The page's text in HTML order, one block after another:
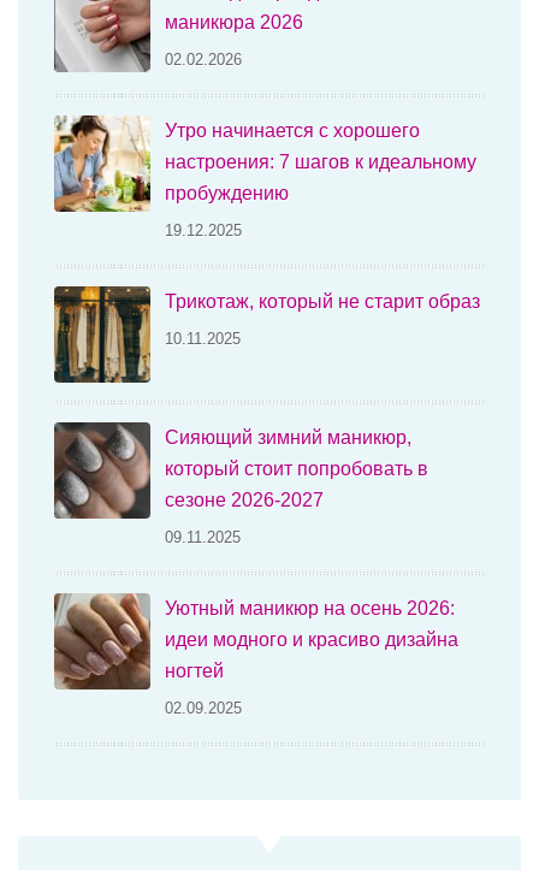
маникюра 2026
02.02.2026
Утро начинается с хорошего
настроения: 7 шагов к идеальному
пробуждению
19.12.2025
Трикотаж, который не старит образ
10.11.2025
Сияющий зимний маникюр,
который стоит попробовать в
сезоне 2026-2027
09.11.2025
Уютный маникюр на осень 2026:
идеи модного и красиво дизайна
ногтей
02.09.2025